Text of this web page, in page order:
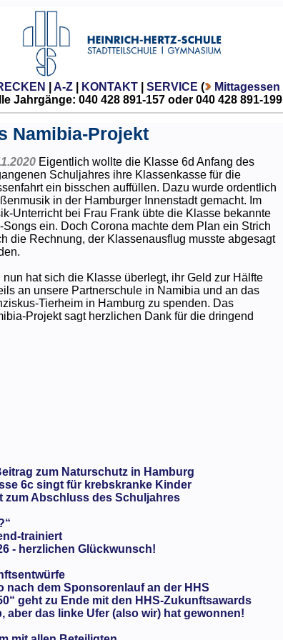
A-Z| KONTAKT| SERVICE ( Mittagessen
Jahrgänge: 040 428 891-157 oder 040 428 891-199
Namibia-Projekt
Eigentlich wollte die Klasse 6d Anfang des
Schuljahres ihre Klassenkasse für die
ein bisschen auffüllen. Dazu wurde ordentlich
in der Hamburger Innenstadt gemacht. Im
Unterricht bei Frau Frank übte die Klasse bekannte
Songs ein. Doch Corona machte dem Plan ein Strich
die Rechnung, der Klassenausflug musste abgesagt
nun hat sich die Klasse überlegt, ihr Geld zur Hälfte
an unsere Partnerschule in Namibia und an das
Tierheim in Hamburg zu spenden. Das
Projekt sagt herzlichen Dank für die dringend
zum Naturschutz in Hamburg
6c singt für krebskranke Kinder
zum Abschluss des Schuljahres
trainiert
- herzlichen Glückwunsch!
nach dem Sponsorenlauf an der HHS
geht zu Ende mit den HHS-Zukunftsawards
das linke Ufer (also wir) hat gewonnen!